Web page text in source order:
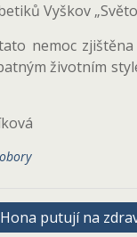
Vyškov
nemoc
životním
putují na